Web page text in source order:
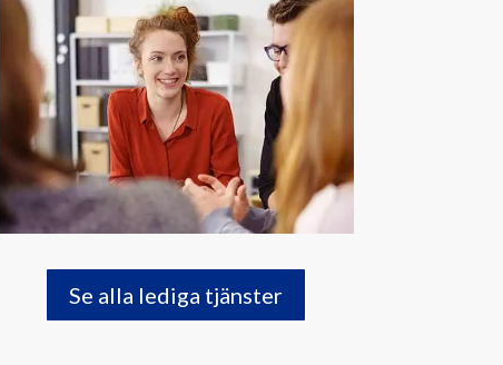
Se alla lediga tjänster